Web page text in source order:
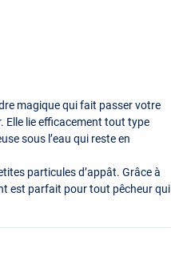
magique qui fait passer votre
Elle lie efficacement tout type
sous l’eau qui reste en
particules d’appât. Grâce à
est parfait pour tout pêcheur qui